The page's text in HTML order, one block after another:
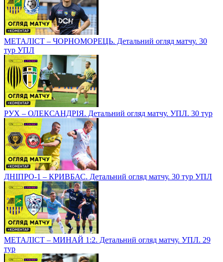
МЕТАЛІСТ – ЧОРНОМОРЕЦЬ. Детальний огляд матчу. 30
тур УПЛ
РУХ – ОЛЕКСАНДРІЯ. Детальний огляд матчу. УПЛ. 30 тур
ДНІПРО-1 – КРИВБАС. Детальний огляд матчу. 30 тур УПЛ
МЕТАЛІСТ – МИНАЙ 1:2. Детальний огляд матчу. УПЛ. 29
тур